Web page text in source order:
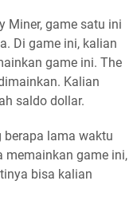
Miner, game satu ini
Di game ini, kalian
game ini. The
Kalian
saldo dollar.
lama waktu
memainkan game ini,
bisa kalian